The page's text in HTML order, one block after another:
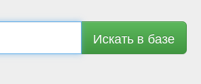
Искать в базе